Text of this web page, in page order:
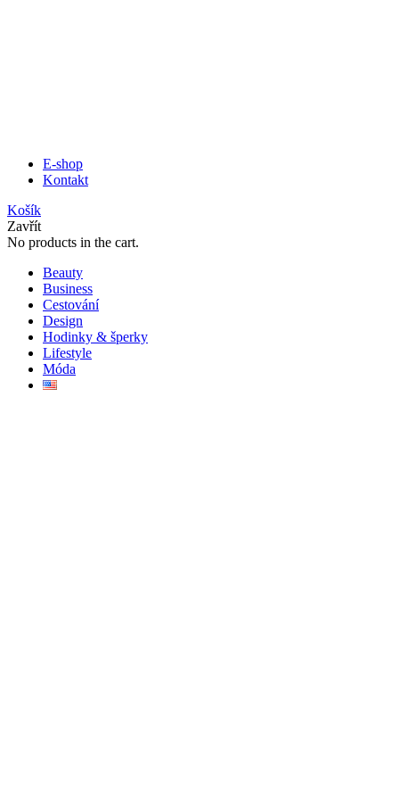
E-shop
Kontakt
Košík
Zavřít
No products in the cart.
Beauty
Business
Cestování
Design
Hodinky & šperky
Lifestyle
Móda